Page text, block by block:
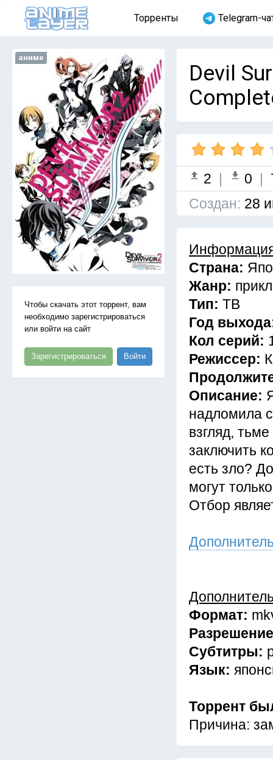
Торренты Telegram-
аниме
Чтобы скачать этот торрент, вам
необходимо зарегистрироваться
или войти на сайт
Зарегистрироваться Войти
Devil
2 | 0 |
Cоздан: 28
Страна:
Жанр:
Тип: ТВ
Год
Кол серий:
Режиссер:
Описание:
надломила
взгляд,
заключить
есть зло?
могут
Отбор
Формат:
Субтитры:
Язык:
Торрент
Причина: